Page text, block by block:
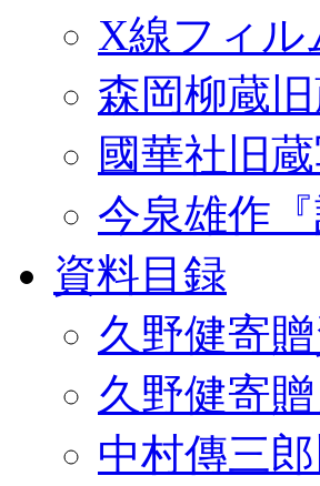
X線フィル
森岡柳蔵
國華社旧
今泉雄作『
資料目録
久野健寄
久野健寄
中村傳三